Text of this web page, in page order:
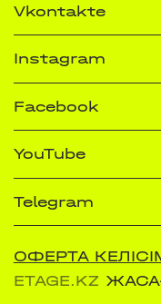
Vkontakte
Instagram
Facebook
YouTube
Telegram
ОФЕРТА
ETAGE.KZ